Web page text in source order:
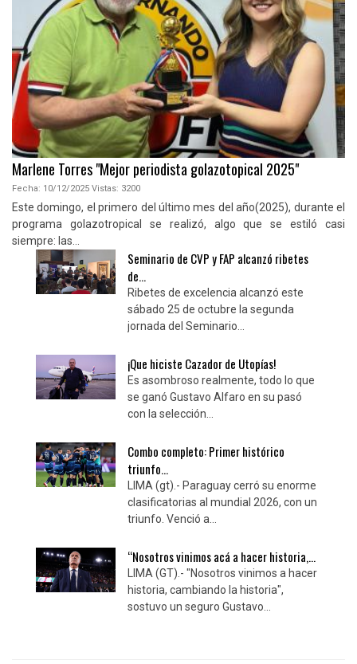
Marlene Torres "Mejor periodista golazotopical 2025"
Fecha: 10/12/2025 Vistas: 3200
Este domingo, el primero del último mes del año(2025), durante el
programa golazotropical se realizó, algo que se estiló casi
siempre: las...
Seminario de CVP y FAP alcanzó ribetes
de...
Ribetes de excelencia alcanzó este
sábado 25 de octubre la segunda
jornada del Seminario...
¡Que hiciste Cazador de Utopías!
Es asombroso realmente, todo lo que
se ganó Gustavo Alfaro en su pasó
con la selección...
Combo completo: Primer histórico
triunfo...
LIMA (gt).- Paraguay cerró su enorme
clasificatorias al mundial 2026, con un
triunfo. Venció a...
“Nosotros vinimos acá a hacer historia,...
LIMA (GT).- "Nosotros vinimos a hacer
historia, cambiando la historia",
sostuvo un seguro Gustavo...